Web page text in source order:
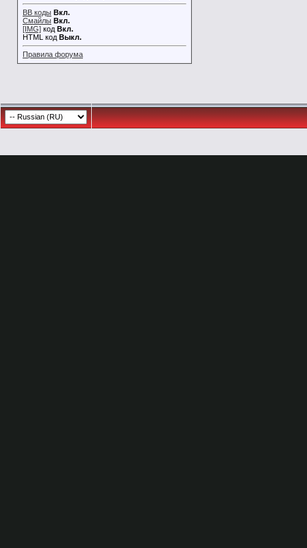
BB коды Вкл.
Смайлы Вкл.
[IMG] код Вкл.
HTML код Выкл.
Правила форума